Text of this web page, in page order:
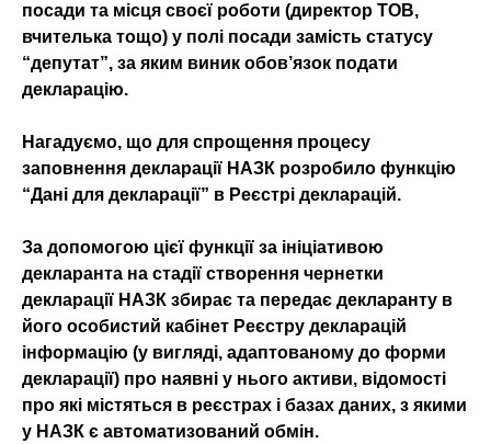
посади та місця своєї роботи (директор ТОВ,
вчителька тощо) у полі посади замість статусу
“депутат”, за яким виник обов’язок подати
декларацію.
Нагадуємо, що для спрощення процесу
заповнення декларації НАЗК розробило функцію
“Дані для декларації” в Реєстрі декларацій.
За допомогою цієї функції за ініціативою
декларанта на стадії створення чернетки
декларації НАЗК збирає та передає декларанту в
його особистий кабінет Реєстру декларацій
інформацію (у вигляді, адаптованому до форми
декларації) про наявні у нього активи, відомості
про які містяться в реєстрах і базах даних, з якими
у НАЗК є автоматизований обмін.